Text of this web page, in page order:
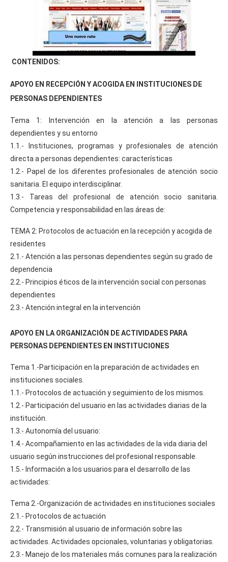
CONTENIDOS:
APOYO EN RECEPCIÓN Y ACOGIDA EN INSTITUCIONES DE
PERSONAS DEPENDIENTES
Tema 1: Intervención en la atención a las personas
dependientes y su entorno
1.1.- Instituciones, programas y profesionales de atención
directa a personas dependientes: características
1.2.- Papel de los diferentes profesionales de atención socio
sanitaria. El equipo interdisciplinar.
1.3.- Tareas del profesional de atención socio sanitaria.
Competencia y responsabilidad en las áreas de:
TEMA 2: Protocolos de actuación en la recepción y acogida de
residentes
2.1.- Atención a las personas dependientes según su grado de
dependencia
2.2.- Principios éticos de la intervención social con personas
dependientes
2.3.- Atención integral en la intervención
APOYO EN LA ORGANIZACIÓN DE ACTIVIDADES PARA
PERSONAS DEPENDIENTES EN INSTITUCIONES
Tema 1.-Participación en la preparación de actividades en
instituciones sociales.
1.1.- Protocolos de actuación y seguimiento de los mismos.
1.2.- Participación del usuario en las actividades diarias de la
institución.
1.3.- Autonomía del usuario:
1.4.- Acompañamiento en las actividades de la vida diaria del
usuario según instrucciones del profesional responsable.
1.5.- Información a los usuarios para el desarrollo de las
actividades:
Tema 2.-Organización de actividades en instituciones sociales
2.1.- Protocolos de actuación
2.2.- Transmisión al usuario de información sobre las
actividades. Actividades opcionales, voluntarias y obligatorias.
2.3.- Manejo de los materiales más comunes para la realización